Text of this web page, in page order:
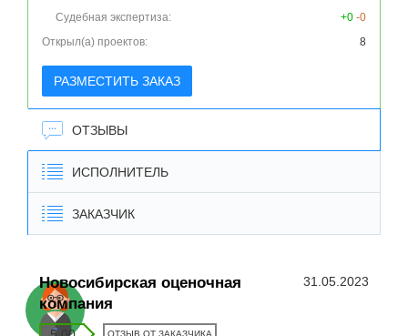
Судебная экспертиза:
+0 -0
Открыл(а) проектов:
8
РАЗМЕСТИТЬ ЗАКАЗ
ОТЗЫВЫ
ИСПОЛНИТЕЛЬ
ЗАКАЗЧИК
Новосибирская оценочная
компания
31.05.2023
ОТЗЫВ ОТ ЗАКАЗЧИКА